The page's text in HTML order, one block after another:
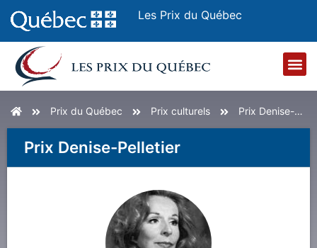
Les Prix du Québec
AccueilPrix du Québec culturels Denise-Pelletier
Prix Denise-Pelletier